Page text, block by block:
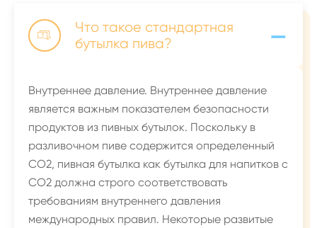

Что такое стандартная
бутылка пива?
-
Внутреннее давление. Внутреннее давление
является важным показателем безопасности
продуктов из пивных бутылок. Поскольку в
разливочном пиве содержится определенный
CO2, пивная бутылка как бутылка для напитков с
CO2 должна строго соответствовать
требованиям внутреннего давления
международных правил. Некоторые развитые